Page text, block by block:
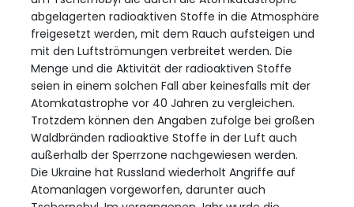
abgelagerten radioaktiven Stoffe in die Atmosphäre
freigesetzt werden, mit dem Rauch aufsteigen und
mit den Luftströmungen verbreitet werden. Die
Menge und die Aktivität der radioaktiven Stoffe
seien in einem solchen Fall aber keinesfalls mit der
Atomkatastrophe vor 40 Jahren zu vergleichen.
Trotzdem können den Angaben zufolge bei großen
Waldbränden radioaktive Stoffe in der Luft auch
außerhalb der Sperrzone nachgewiesen werden.
Die Ukraine hat Russland wiederholt Angriffe auf
Atomanlagen vorgeworfen, darunter auch